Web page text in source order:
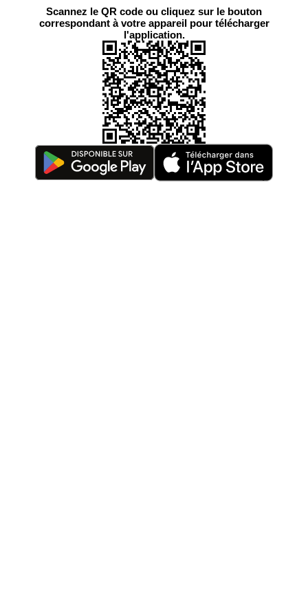
Scannez le QR code ou cliquez sur le bouton
correspondant à votre appareil pour télécharger
l'application.